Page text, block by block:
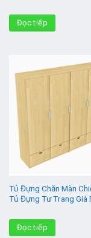
Đọc tiếp
Tủ Đựng Chăn Màn
Tủ Đựng Tư Trang Giá
Đọc tiếp